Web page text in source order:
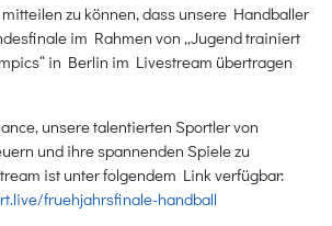
zu können, dass unsere Handballer
im Rahmen von „Jugend trainiert
in Berlin im Livestream übertragen
unsere talentierten Sportler von
und ihre spannenden Spiele zu
ist unter folgendem Link verfügbar:
fruehjahrsfinale-handball